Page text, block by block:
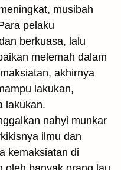
musibah
pelaku
berkuasa, lalu
melemah dalam
akhirnya
lakukan,
lakukan.
nahyi munkar
ilmu dan
kemaksiatan di